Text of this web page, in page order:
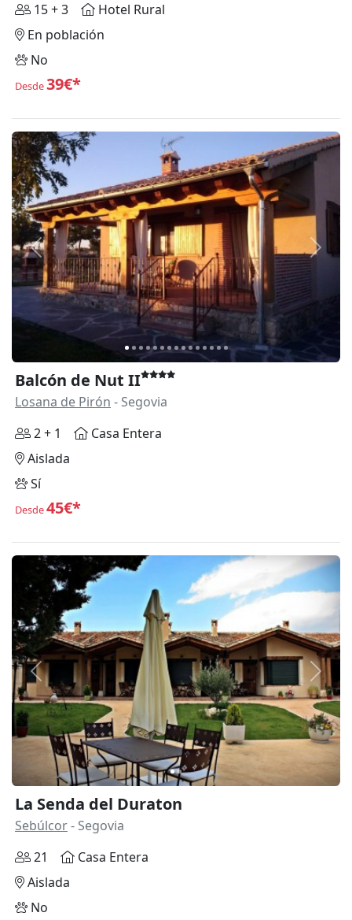
15 + 3
Hotel Rural
En población
No
Desde39€*
Anterior
Balcón de Nut II
Losana de Pirón - Segovia
2 + 1
Casa Entera
Aislada
Sí
Desde45€*
Anterior
La Senda del Duraton
Sebúlcor- Segovia
21
Casa Entera
Aislada
No